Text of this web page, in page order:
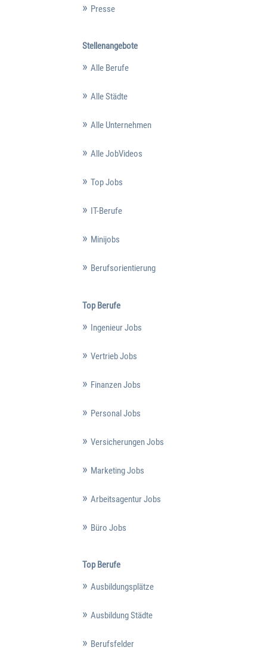
Presse
Stellenangebote
Alle Berufe
Alle Städte
Alle Unternehmen
Alle JobVideos
Top Jobs
IT-Berufe
Minijobs
Berufsorientierung
Top Berufe
Ingenieur Jobs
Vertrieb Jobs
Finanzen Jobs
Personal Jobs
Versicherungen Jobs
Marketing Jobs
Arbeitsagentur Jobs
Büro Jobs
Top Berufe
Ausbildungsplätze
Ausbildung Städte
Berufsfelder